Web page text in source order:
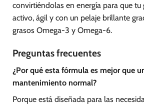
convirtiéndolas en energía para que
activo, ágil y con un pelaje brillante
grasos Omega-3 y Omega-6.
Preguntas frecuentes
¿Por qué esta fórmula es mejor que
mantenimiento normal?
Porque está diseñada para las